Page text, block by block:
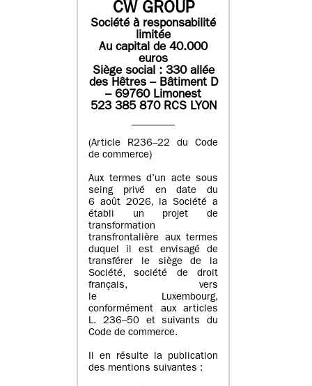
CW GROUP
Société à responsabilité
limitée
Au capital de 40.000
euros
Siège social : 330 allée
des Hêtres – Bâtiment D
– 69760 Limonest
523 385 870 RCS LYON
(Article R236–22 du Code
de commerce)
Aux termes d’un acte sous
seing privé en date du
6 août 2026, la Société a
établi un projet de
transformation
transfrontalière aux termes
duquel il est envisagé de
transférer le siège de la
Société, société de droit
français, vers
le Luxembourg,
conformément aux articles
L. 236–50 et suivants du
Code de commerce.
Il en résulte la publication
des mentions suivantes :